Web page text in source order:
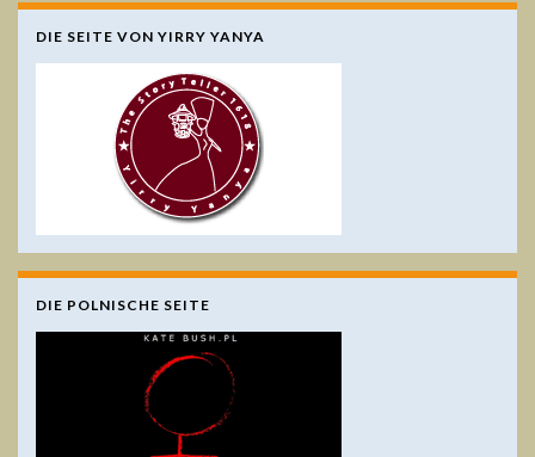
DIE SEITE VON YIRRY YANYA
DIE POLNISCHE SEITE